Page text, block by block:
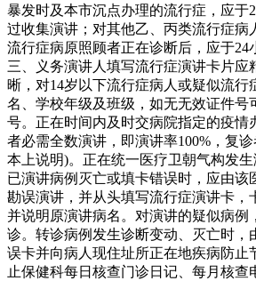
暴发时及本市沉点办理的流行症，应于
过收集演讲；对其他乙、丙类流行症病
流行症病原照顾者正在诊断后，应于24
三、义务演讲人填写流行症演讲卡片应
晰，对14岁以下流行症病人或疑似流行
名、学校年级及班级，如无无效证件号
号。正在时间内及时交病院指定的疫情
者必需全数演讲，即演讲率100%，复
本上说明)。正在统一医疗卫朝气构发生
已演讲病例灭亡或填卡错误时，应由该
勘误演讲，并从头填写流行症演讲卡，
并说明原演讲病名。对演讲的疑似病例
诊。转诊病例发生诊断变动、灭亡时，
误卡并向病人现住址所正在地疾病防止
止保健科每日核查门诊日记、每月核查